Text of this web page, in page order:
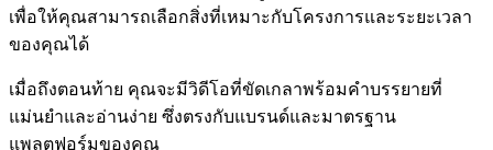
เพื่อให้คุณสามารถเลือกสิ่งที่เหมาะกับโครงการและระยะเวลา
ของคุณได้
เมื่อถึงตอนท้าย คุณจะมีวิดีโอที่ขัดเกลาพร้อมคำบรรยายที่
แม่นยำและอ่านง่าย ซึ่งตรงกับแบรนด์และมาตรฐาน
แพลตฟอร์มของคุณ